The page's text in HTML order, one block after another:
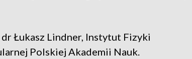
Łukasz Lindner, Instytut Fizyki
Polskiej Akademii Nauk.